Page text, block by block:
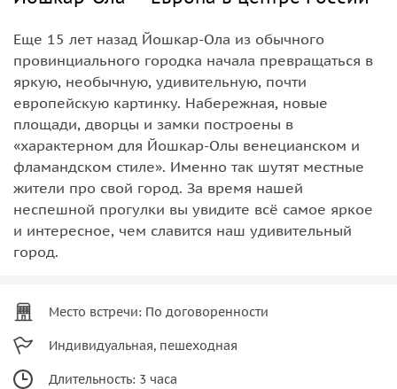
Еще 15 лет назад Йошкар-Ола из обычного
провинциального городка начала превращаться в
яркую, необычную, удивительную, почти
европейскую картинку. Набережная, новые
площади, дворцы и замки построены в
«характерном для Йошкар-Олы венецианском и
фламандском стиле». Именно так шутят местные
жители про свой город. За время нашей
неспешной прогулки вы увидите всё самое яркое
и интересное, чем славится наш удивительный
город.
Место встречи: По договоренности
Индивидуальная, пешеходная
Длительность: 3 часа